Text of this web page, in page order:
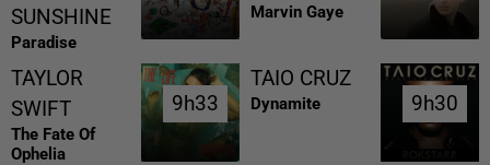
SUNSHINE
Paradise
Marvin Gaye
TAYLOR
SWIFT
The Fate Of
Ophelia
9h33
9h33
TAIO CRUZ
Dynamite 9h30
9h30